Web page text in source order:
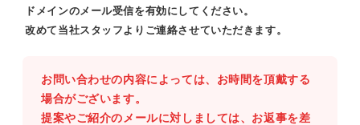
ドメインのメール受信を有効にしてください。
改めて当社スタッフよりご連絡させていただきます。
お問い合わせの内容によっては、お時間を頂戴する
場合がございます。
提案やご紹介のメールに対しましては、お返事を差